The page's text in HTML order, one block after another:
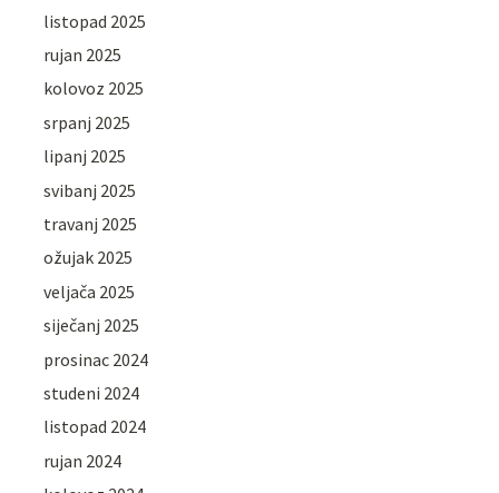
listopad 2025
rujan 2025
kolovoz 2025
srpanj 2025
lipanj 2025
svibanj 2025
travanj 2025
ožujak 2025
veljača 2025
siječanj 2025
prosinac 2024
studeni 2024
listopad 2024
rujan 2024